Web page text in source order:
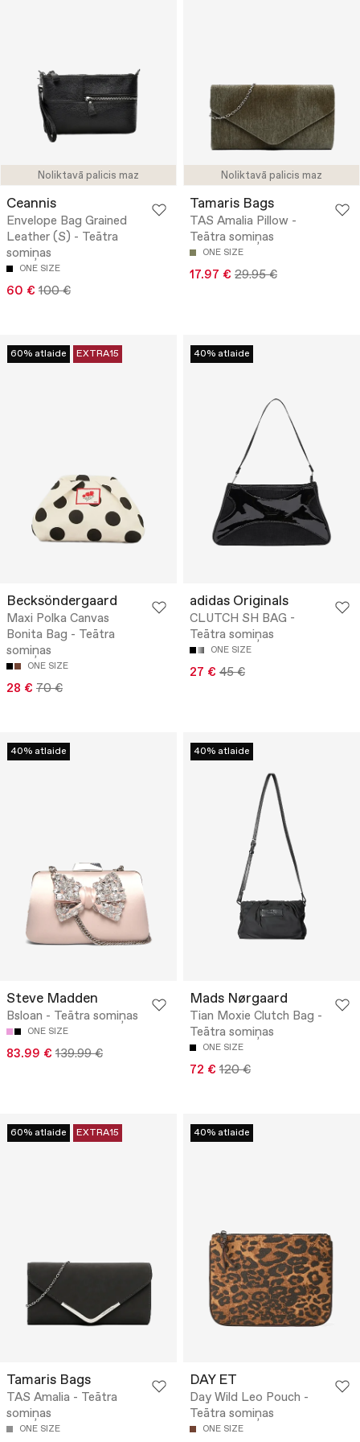
Noliktavā palicis maz
Ceannis
Envelope Bag Grained
Leather (S) - Teātra
somiņas
ONE SIZE
60 € 100 €
Noliktavā palicis maz
Tamaris Bags
TAS Amalia Pillow -
Teātra somiņas
ONE SIZE
17.97 € 29.95 €
60% atlaide EXTRA15
Becksöndergaard
Maxi Polka Canvas
Bonita Bag - Teātra
somiņas
ONE SIZE
28 € 70 €
40% atlaide
adidas Originals
CLUTCH SH BAG -
Teātra somiņas
ONE SIZE
27 € 45 €
40% atlaide
Steve Madden
Bsloan - Teātra somiņas
ONE SIZE
83.99 € 139.99 €
40% atlaide
Mads Nørgaard
Tian Moxie Clutch Bag -
Teātra somiņas
ONE SIZE
72 € 120 €
60% atlaide EXTRA15
Tamaris Bags
TAS Amalia - Teātra
somiņas
ONE SIZE
40% atlaide
DAY ET
Day Wild Leo Pouch -
Teātra somiņas
ONE SIZE